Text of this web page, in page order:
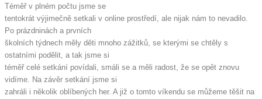
Téměř v plném počtu jsme se
tentokrát výjimečně setkali v online prostředí, ale nijak nám to nevadilo.
Po prázdninách a prvních
školních týdnech měly děti mnoho zážitků, se kterými se chtěly s
ostatními podělit, a tak jsme si
téměř celé setkání povídali, smáli se a měli radost, že se opět znovu
vidíme. Na závěr setkání jsme si
zahráli i několik oblíbených her. A již o tomto víkendu se můžeme těšit na